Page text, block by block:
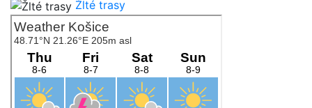
Žlté trasy